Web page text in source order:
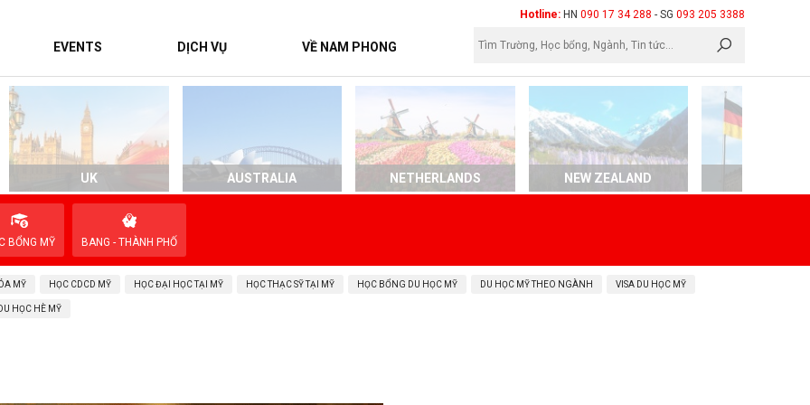
Hotline: HN 090 17 34 288 - SG 093 205 3388
EVENTS DỊCH VỤ VỀ NAM PHONG
UK AUSTRALIA NETHERLANDS NEW ZEALAND
BỔNG MỸ BANG - THÀNH PHỐ
MỸ HỌC CDCD MỸ HỌC ĐẠI HỌC TẠI MỸ HỌC THẠC SỸ TẠI MỸ HỌC BỔNG DU HỌC MỸ DU HỌC MỸ THEO NGÀNH VISA DU HỌC MỸ
DU HỌC HÈ MỸ